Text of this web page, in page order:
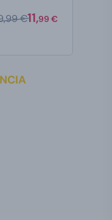
€11,99 €